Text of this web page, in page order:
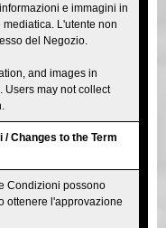
e immagini in
L'utente non
del Negozio.
and images in
Users may not collect
Changes to the Term
Condizioni possono
ottenere l'approvazione